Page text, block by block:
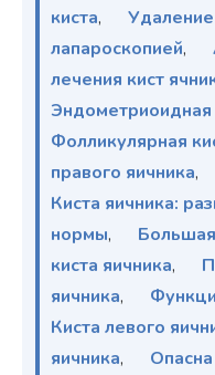
киста,
лапароскопией,
лечения кист
Эндометриоидная
Фолликулярная
правого яичника,
Киста яичника:
нормы,
киста яичника,
яичника,
Киста левого
яичника, Опасна